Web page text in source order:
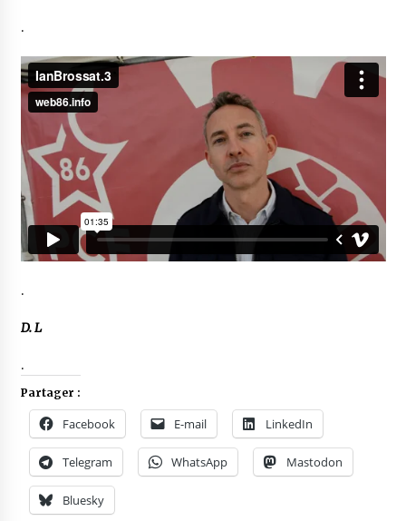
.
.
D. L
.
Partager :
Facebook E-mail LinkedIn
Telegram WhatsApp Mastodon
Bluesky